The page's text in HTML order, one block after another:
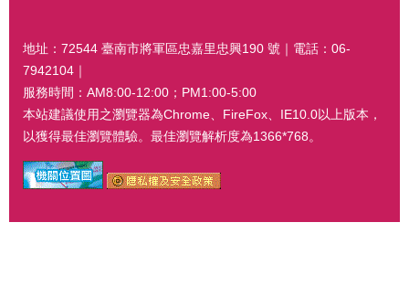
地址：72544 臺南市將軍區忠嘉里忠興190 號｜電話：06-
7942104｜
服務時間：AM8:00-12:00；PM1:00-5:00
本站建議使用之瀏覽器為Chrome、FireFox、IE10.0以上版本，
以獲得最佳瀏覽體驗。最佳瀏覽解析度為1366*768。